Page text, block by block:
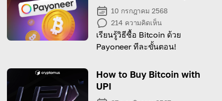
10 กรกฎาคม 2568
214 ความคิดเห็น
เรียนรู้วิธีซื้อ Bitcoin ด้วย
Payoneer ทีละขั้นตอน!
How to Buy Bitcoin with
UPI